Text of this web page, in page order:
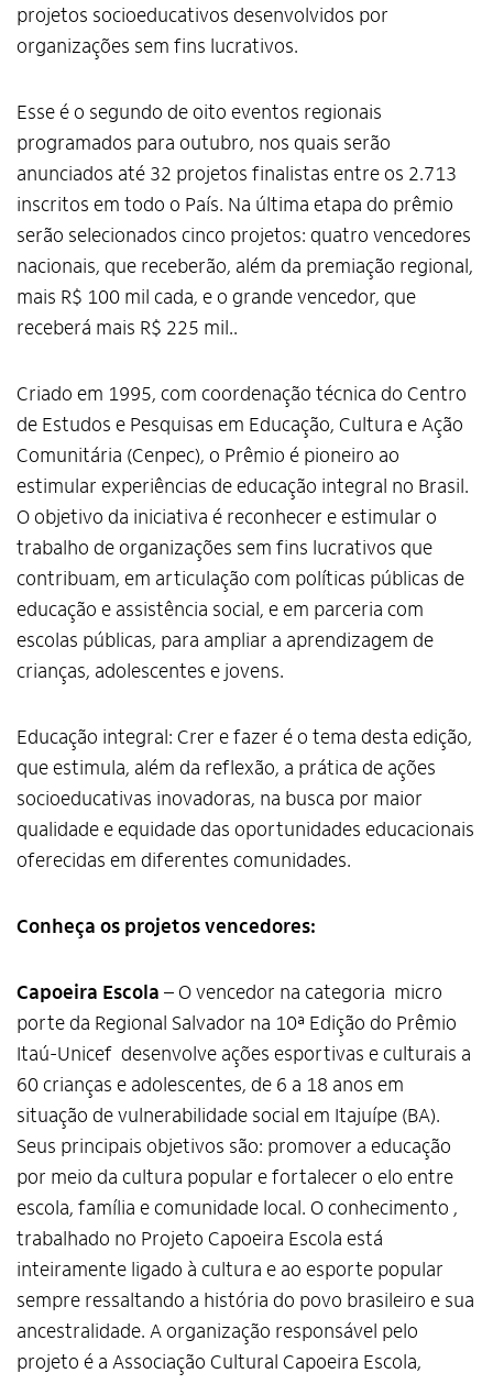
projetos socioeducativos desenvolvidos por
organizações sem fins lucrativos.
Esse é o segundo de oito eventos regionais
programados para outubro, nos quais serão
anunciados até 32 projetos finalistas entre os 2.713
inscritos em todo o País. Na última etapa do prêmio
serão selecionados cinco projetos: quatro vencedores
nacionais, que receberão, além da premiação regional,
mais R$ 100 mil cada, e o grande vencedor, que
receberá mais R$ 225 mil..
Criado em 1995, com coordenação técnica do Centro
de Estudos e Pesquisas em Educação, Cultura e Ação
Comunitária (Cenpec), o Prêmio é pioneiro ao
estimular experiências de educação integral no Brasil.
O objetivo da iniciativa é reconhecer e estimular o
trabalho de organizações sem fins lucrativos que
contribuam, em articulação com políticas públicas de
educação e assistência social, e em parceria com
escolas públicas, para ampliar a aprendizagem de
crianças, adolescentes e jovens.
Educação integral: Crer e fazer é o tema desta edição,
que estimula, além da reflexão, a prática de ações
socioeducativas inovadoras, na busca por maior
qualidade e equidade das oportunidades educacionais
oferecidas em diferentes comunidades.
Conheça os projetos vencedores:
Capoeira Escola – O vencedor na categoria micro
porte da Regional Salvador na 10ª Edição do Prêmio
Itaú-Unicef desenvolve ações esportivas e culturais a
60 crianças e adolescentes, de 6 a 18 anos em
situação de vulnerabilidade social em Itajuípe (BA).
Seus principais objetivos são: promover a educação
por meio da cultura popular e fortalecer o elo entre
escola, família e comunidade local. O conhecimento ,
trabalhado no Projeto Capoeira Escola está
inteiramente ligado à cultura e ao esporte popular
sempre ressaltando a história do povo brasileiro e sua
ancestralidade. A organização responsável pelo
projeto é a Associação Cultural Capoeira Escola,